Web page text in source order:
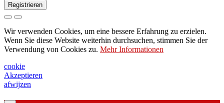
Anfrage zum Senden des Katalogs
Bitte wenden Sie sich an Ihren
Vertriebsmitarbeiter
Bitte um Unterstützung oder Lichtdesign
Anfrage für Webinar oder Schulung zu
Registrieren
Wir verwenden Cookies, um eine bessere Erfahrung zu erzielen.
Wenn Sie diese Website weiterhin durchsuchen, stimmen Sie der
Verwendung von Cookies zu. Mehr Informationen
cookie
Akzeptieren
afwijzen